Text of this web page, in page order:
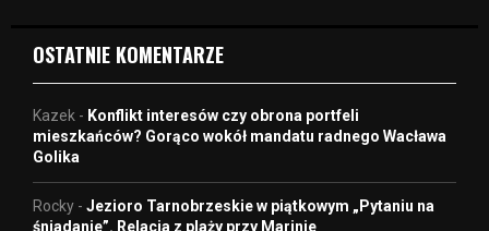
OSTATNIE KOMENTARZE
Kazek - Konflikt interesów czy obrona portfeli
mieszkańców? Gorąco wokół mandatu radnego Wacława
Golika
Rocky - Jezioro Tarnobrzeskie w piątkowym „Pytaniu na
śniadanie”. Relacja z plaży przy Marinie